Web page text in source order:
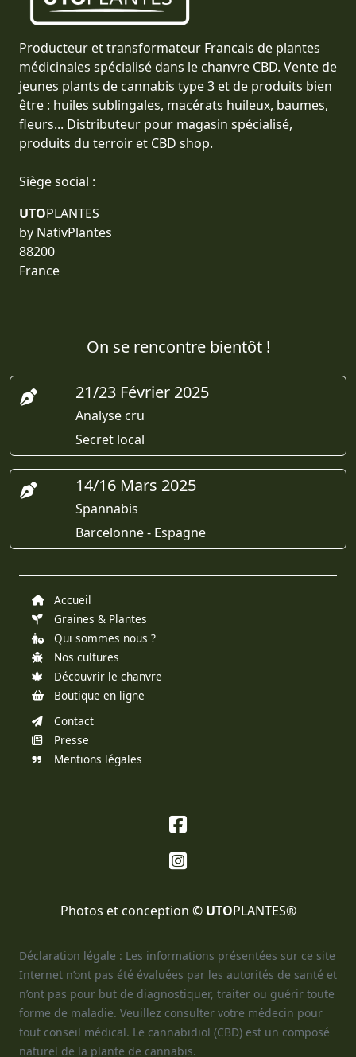
Producteur et transformateur Francais de plantes
médicinales spécialisé dans le chanvre CBD. Vente de
jeunes plants de cannabis type 3 et de produits bien
être : huiles sublingales, macérats huileux, baumes,
fleurs... Distributeur pour magasin spécialisé,
produits du terroir et CBD shop.
Siège social :
UTOPLANTES
by NativPlantes
88200
France
On se rencontre bientôt !
21/23 Février 2025
Analyse cru
Secret local
14/16 Mars 2025
Spannabis
Barcelonne - Espagne
Accueil
Graines & Plantes
Qui sommes nous ?
Nos cultures
Découvrir le chanvre
Boutique en ligne
Contact
Presse
Mentions légales
Photos et conception © UTOPLANTES®
Déclaration légale : Les informations présentées sur ce site
Internet n’ont pas été évaluées par les autorités de santé et
n’ont pas pour but de diagnostiquer, traiter ou guérir toute
forme de maladie. Veuillez consulter votre médecin pour
tout conseil médical. Le cannabidiol (CBD) est un composé
naturel de la plante de cannabis.